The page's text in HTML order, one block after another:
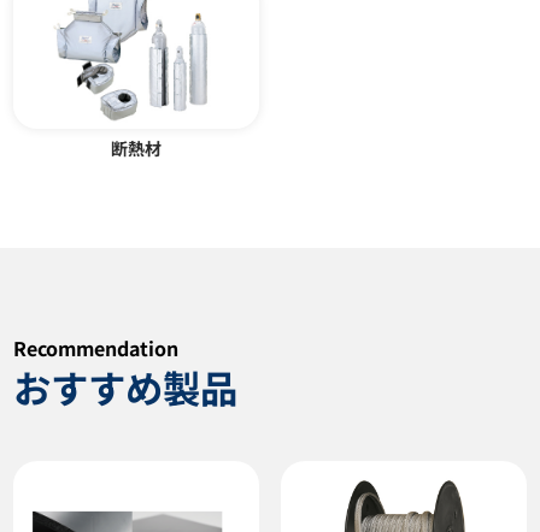
カタログダウンロード
断熱材
Recommendation
おすすめ製品